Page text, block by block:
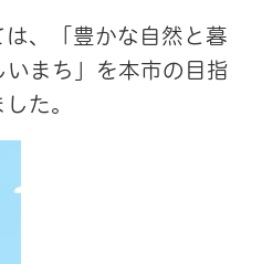
、「豊かな自然と暮
いまち」を本市の目指
た。